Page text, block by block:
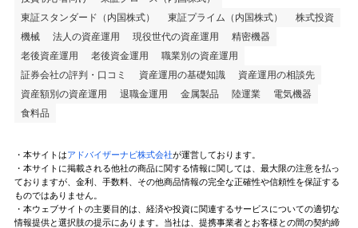
東証スタンダード（内国株式）
東証プライム（内国株式）
株式投資
機械
法人の資産運用 現役世代の資産運用
精密機器
老後資産運用
老後資金運用
職業別の資産運用
証券会社の評判・口コミ
資産運用の基礎知識
資産運用の相談先
資産額別の資産運用
退職金運用 金属製品 陸運業
電気機器
食料品
・本サイトはアドバイザーナビ株式会社が運営しております。
・本サイトに掲載される他社の商品に関する情報に関しては、最大限の注意を払っ
ておりますが、金利、手数料、その他商品情報の完全な正確性や信頼性を保証する
ものではありません。
・本ウェブサイトの主要目的は、経済や投資に関連するサービスについての適切な
情報提供と選択肢の提示にあります。当社は、提携事業者とお客様との間の契約締